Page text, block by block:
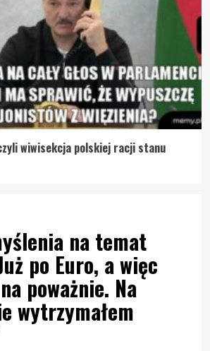
wiwisekcja polskiej racji stanu
na temat
po Euro, a więc
poważnie. Na
wytrzymałem